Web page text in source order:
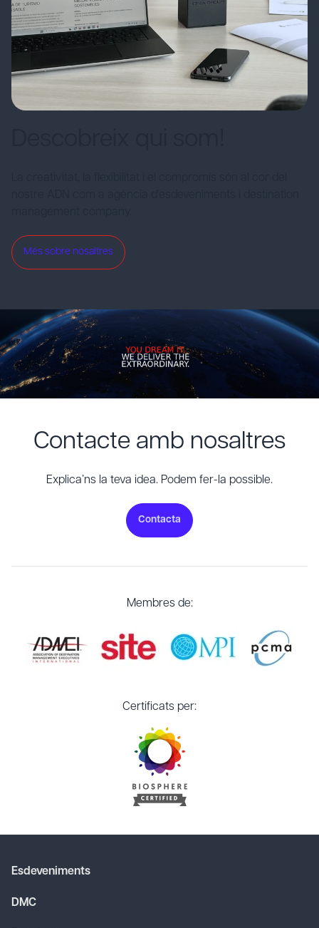
Més sobre nosaltres
Contacte amb nosaltres
Explica’ns la teva idea. Podem fer-la possible.
Contacta
Membres de:
Certificats per:
Esdeveniments
DMC